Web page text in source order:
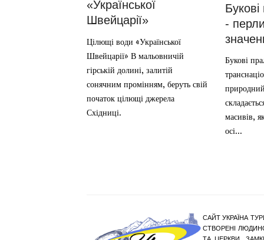
«Української
Швейцарії»
Цілющі води «Української
Швейцарії» В мальовничій
гірській долині, залитій
сонячним промінням, беруть свій
початок цілющі джерела
Східниці.
-
Букові
масивів,
осі...
САЙТ УКРАЇНА
СТВОРЕНІ